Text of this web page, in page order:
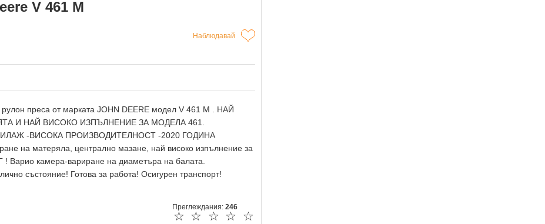
V 461 M
Наблюдавай
преса от марката JOHN DEERE модел V 461 M . НАЙ
И НАЙ ВИСОКО ИЗПЪЛНЕНИЕ ЗА МОДЕЛА 461.
-ВИСОКА ПРОИЗВОДИТЕЛНОСТ -2020 ГОДИНА
на матеряла, централно мазане, най високо изпълнение за
Варио камера-вариране на диаметъра на балата.
състояние! Готова за работа! Осигурен транспорт!
Преглеждания: 246
☆
☆
☆
☆
☆